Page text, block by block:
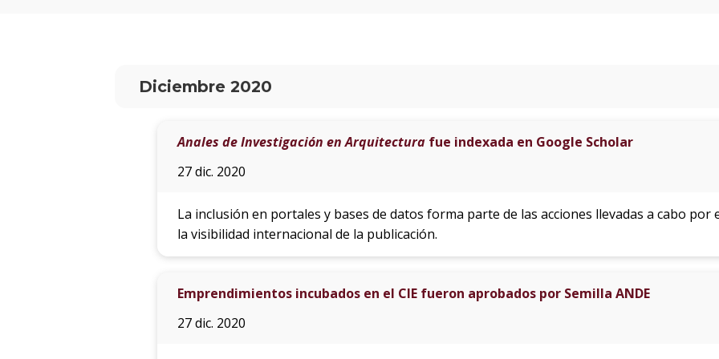
Diciembre 2020
Anales de Investigación en Arquitecturafue indexada en Google Scholar
27 dic. 2020
La inclusión en portales y bases de datos forma parte de las acciones llevadas a cabo
la visibilidad internacional de la publicación.
Emprendimientos incubados en el CIE fueron aprobados por Semilla ANDE
27 dic. 2020